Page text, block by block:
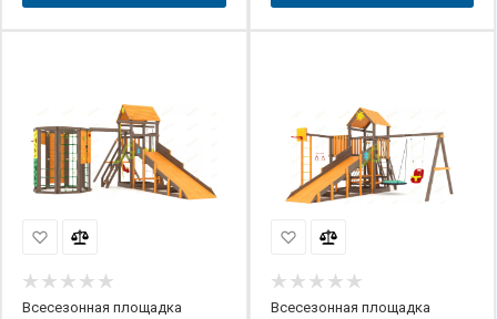
Всесезонная площадка
Всесезонная площадка